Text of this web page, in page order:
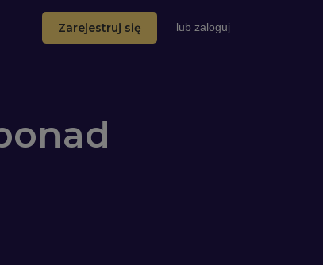
Zarejestruj się lub zaloguj